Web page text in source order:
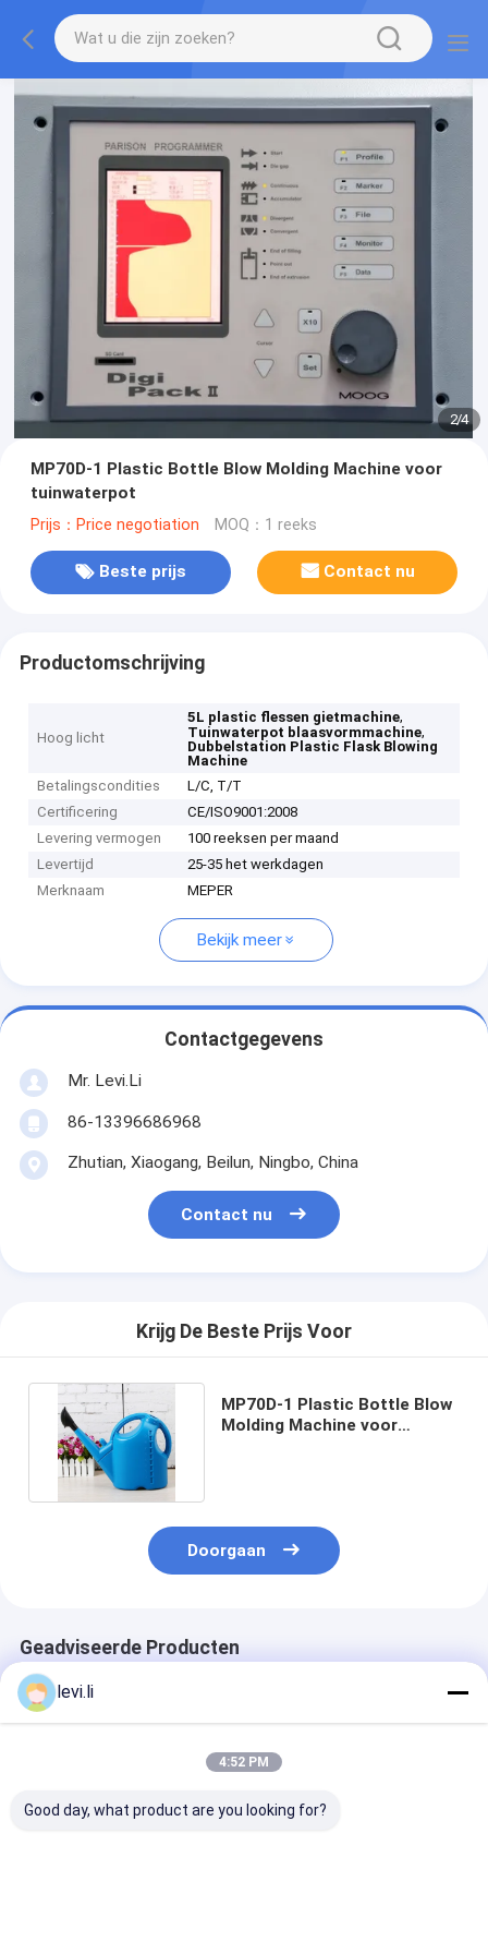
2/4
MP70D-1 Plastic Bottle Blow Molding Machine voor
tuinwaterpot
Prijs：Price negotiation MOQ：1 reeks
Beste prijs Contact nu
Productomschrijving
Hoog licht
5L plastic flessen gietmachine,
Tuinwaterpot blaasvormmachine,
Dubbelstation Plastic Flask Blowing
Machine
Betalingscondities
L/C, T/T
Certificering
CE/ISO9001:2008
Levering vermogen
100 reeksen per maand
Levertijd
25-35 het werkdagen
Merknaam
MEPER
Bekijk meer
Contactgegevens
Mr. Levi.Li
86-13396686968
Zhutian, Xiaogang, Beilun, Ningbo, China
Contact nu
Krijg De Beste Prijs Voor
MP70D-1 Plastic Bottle Blow
Molding Machine voor
Doorgaan
Geadviseerde Producten
levi.li
4:52 PM
Good day, what product are you looking for?